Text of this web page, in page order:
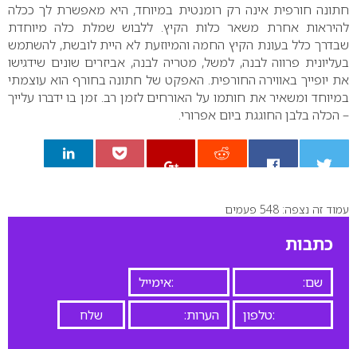
חתונה חורפית אינה רק רומנטית במיוחד, היא מאפשרת לך ככלה
להיראות אחרת משאר כלות הקיץ. ללבוש שמלת כלה מיוחדת
שבדרך כלל בעונת הקיץ החמה והמיוזעת לא היית לובשת, להשתמש
בעליונית פרווה לבנה, למשל, מטריה לבנה, אביזרים שונים שידגישו
את יופייך באווירה החורפית. האפקט של חתונה בחורף הוא עוצמתי
במיוחד ומשאיר את חותמו על האורחים לזמן רב. זמן בו ידברו עלייך
– הכלה בלבן החוגגת ביום אפרורי.
0
עמוד זה נצפה: 548 פעמים
כתבות